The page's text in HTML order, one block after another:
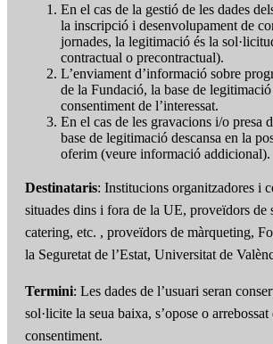
En el cas de la gestió de les dades
la inscripció i desenvolupament de
jornades, la legitimació és la
contractual o precontractual).
L’enviament d’informació sobre
de la Fundació, la base de legitimació
consentiment de l’interessat.
En el cas de les gravacions i/o presa
base de legitimació descansa en la
oferim (veure informació addicional).
Destinataris: Institucions organitzadores i
situades dins i fora de la UE, proveïdors de
catering, etc. , proveïdors de màrqueting,
la Seguretat de l’Estat, Universitat de
Termini: Les dades de l’usuari seran
sol·licite la seua baixa, s’opose o arrebossat
consentiment.